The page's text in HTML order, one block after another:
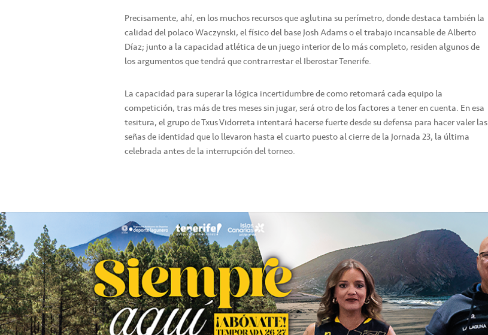
Precisamente, ahí, en los muchos recursos que aglutina su perímetro, donde destaca también la
calidad del polaco Waczynski, el físico del base Josh Adams o el trabajo incansable de Alberto
Díaz; junto a la capacidad atlética de un juego interior de lo más completo, residen algunos de
los argumentos que tendrá que contrarrestar el Iberostar Tenerife.
La capacidad para superar la lógica incertidumbre de como retomará cada equipo la
competición, tras más de tres meses sin jugar, será otro de los factores a tener en cuenta. En esa
tesitura, el grupo de Txus Vidorreta intentará hacerse fuerte desde su defensa para hacer valer las
señas de identidad que lo llevaron hasta el cuarto puesto al cierre de la Jornada 23, la última
celebrada antes de la interrupción del torneo.